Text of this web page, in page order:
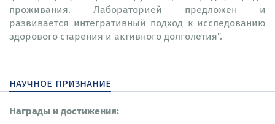
проживания. Лабораторией предложен и
развивается интегративный подход к исследованию
здорового старения и активного долголетия".
научное признание
Награды и достижения: